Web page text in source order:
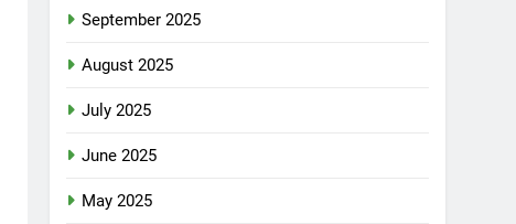
September 2025
August 2025
July 2025
June 2025
May 2025